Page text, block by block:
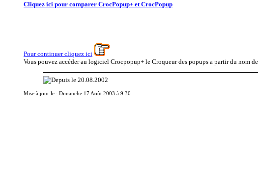
Cliquez ici pour comparer CrocPopup+ et CrocPopup
Pour continuer cliquez ici
Vous pouvez accéder au logiciel Crocpopup+ le Croqueur des popups a partir du nom
Mise à jour le : Dimanche 17 Août 2003 à 9:30